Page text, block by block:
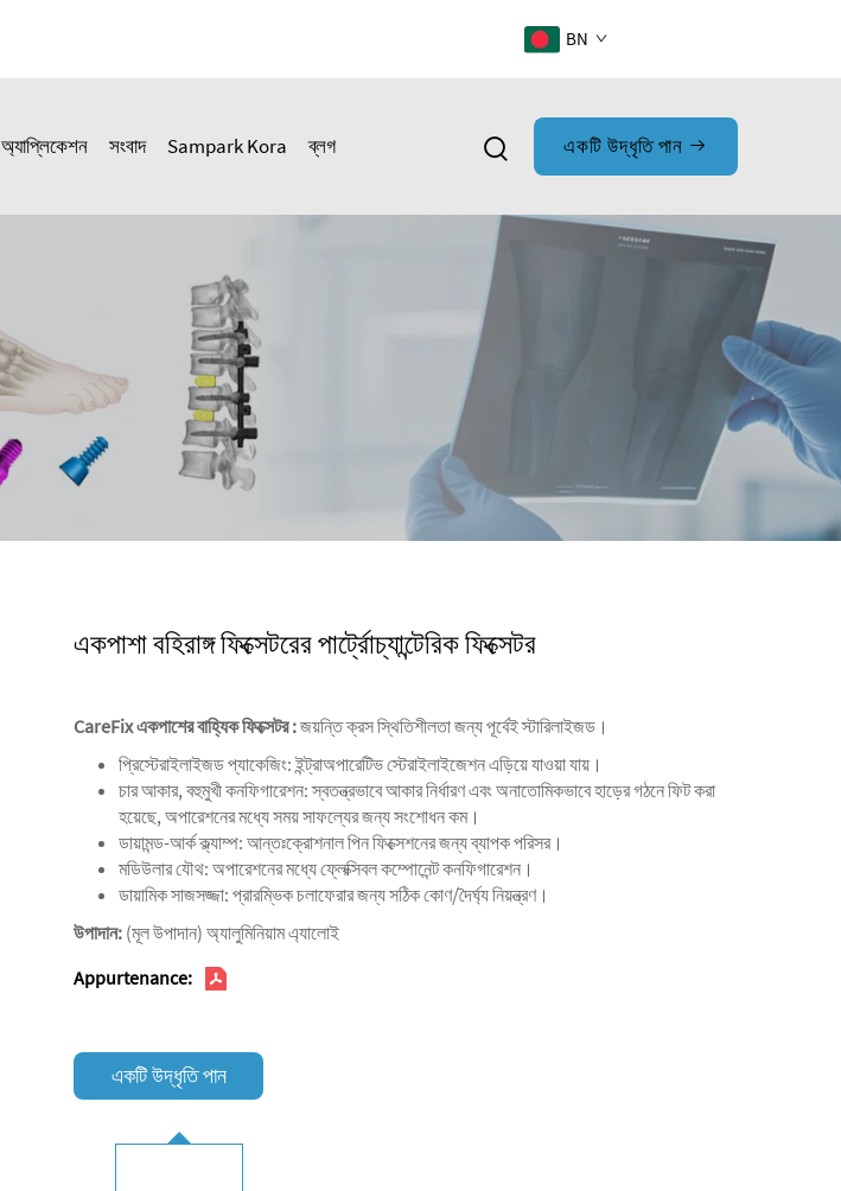
BN
অ্যাপ্লিকেশন সংবাদ Sampark Kora ব্লগ একটি উদ্ধৃতি পান
একপাশা বহিরাঙ্গ ফিক্সেটরের পার্ট্রোচ্যান্টেরিক ফিক্সেটর
CareFix একপাশের বাহ্যিক ফিক্সেটর:জয়ন্তি ক্রস স্থিতিশীলতা জন্য পূর্বেই স্টারিলাইজড।
প্রিস্টেরাইলাইজড প্যাকেজিং: ইন্ট্রাঅপারেটিভ স্টেরাইলাইজেশন এড়িয়ে যাওয়া যায়।
‌‌চার আকার, বহুমুখী কনফিগারেশন‌: স্বতন্ত্রভাবে আকার নির্ধারণ এবং অনাতোমিকভাবে হাড়ের গঠনে ফিট করা
হয়েছে, অপারেশনের মধ্যে সময় সাফল্যের জন্য সংশোধন কম।
‌ডায়ামন্ড-আর্ক ক্ল্যাম্প‌: আন্তঃক্রোশনাল পিন ফিক্সেশনের জন্য ব্যাপক পরিসর।
‌মডিউলার যৌথ‌: অপারেশনের মধ্যে ফ্লেক্সিবল কম্পোনেন্ট কনফিগারেশন।
‌ডায়ামিক সাজসজ্জা‌: প্রারম্ভিক চলাফেরার জন্য সঠিক কোণ/দৈর্ঘ্য নিয়ন্ত্রণ।
উপাদান: (মূল উপাদান) অ্যালুমিনিয়াম এ্যালোই
Appurtenance:
একটি উদ্ধৃতি পান